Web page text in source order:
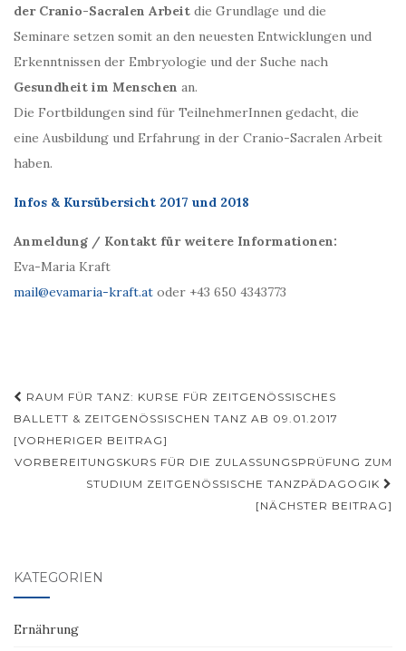
der Cranio-Sacralen Arbeit die Grundlage und die
Seminare setzen somit an den neuesten Entwicklungen und
Erkenntnissen der Embryologie und der Suche nach
Gesundheit im Menschen an.
Die Fortbildungen sind für TeilnehmerInnen gedacht, die
eine Ausbildung und Erfahrung in der Cranio-Sacralen Arbeit
haben.
Infos & Kursübersicht 2017 und 2018
Anmeldung / Kontakt für weitere Informationen:
Eva-Maria Kraft
mail@evamaria-kraft.at oder +43 650 4343773
Beitragsnavigation
RAUM FÜR TANZ: KURSE FÜR ZEITGENÖSSISCHES
BALLETT & ZEITGENÖSSISCHEN TANZ AB 09.01.2017
[VORHERIGER BEITRAG]
VORBEREITUNGSKURS FÜR DIE ZULASSUNGSPRÜFUNG ZUM
STUDIUM ZEITGENÖSSISCHE TANZPÄDAGOGIK
[NÄCHSTER BEITRAG]
KATEGORIEN
Ernährung